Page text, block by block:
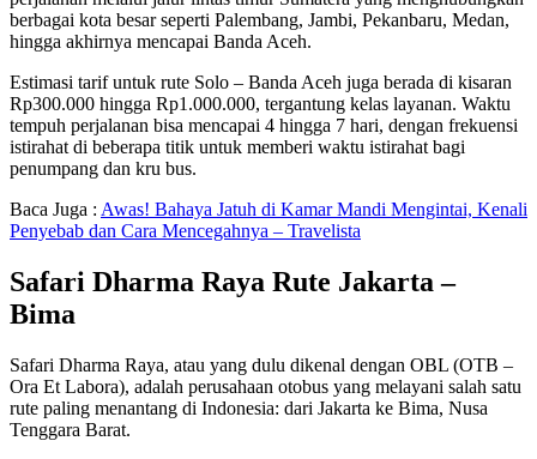
berbagai kota besar seperti Palembang, Jambi, Pekanbaru, Medan,
hingga akhirnya mencapai Banda Aceh.
Estimasi tarif untuk rute Solo – Banda Aceh juga berada di kisaran
Rp300.000 hingga Rp1.000.000, tergantung kelas layanan. Waktu
tempuh perjalanan bisa mencapai 4 hingga 7 hari, dengan frekuensi
istirahat di beberapa titik untuk memberi waktu istirahat bagi
penumpang dan kru bus.
Baca Juga : Awas! Bahaya Jatuh di Kamar Mandi Mengintai, Kenali
Penyebab dan Cara Mencegahnya – Travelista
Safari Dharma Raya Rute Jakarta –
Bima
Safari Dharma Raya, atau yang dulu dikenal dengan OBL (OTB –
Ora Et Labora), adalah perusahaan otobus yang melayani salah satu
rute paling menantang di Indonesia: dari Jakarta ke Bima, Nusa
Tenggara Barat.